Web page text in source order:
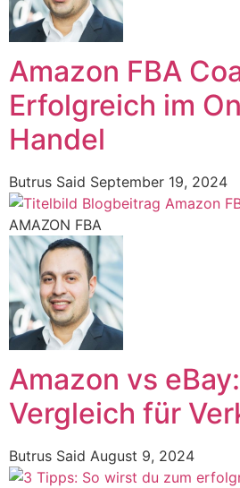
Amazon FBA
Erfolgreich im
Handel
Butrus Said September 19, 2024
AMAZON FBA
Amazon vs
Vergleich für
Butrus Said August 9, 2024